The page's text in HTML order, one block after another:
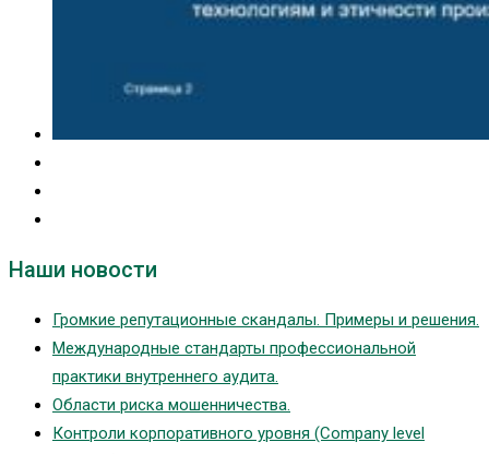
Наши новости
Громкие репутационные скандалы. Примеры и решения.
Международные стандарты профессиональной
практики внутреннего аудита.
Области риска мошенничества.
Контроли корпоративного уровня (Company level